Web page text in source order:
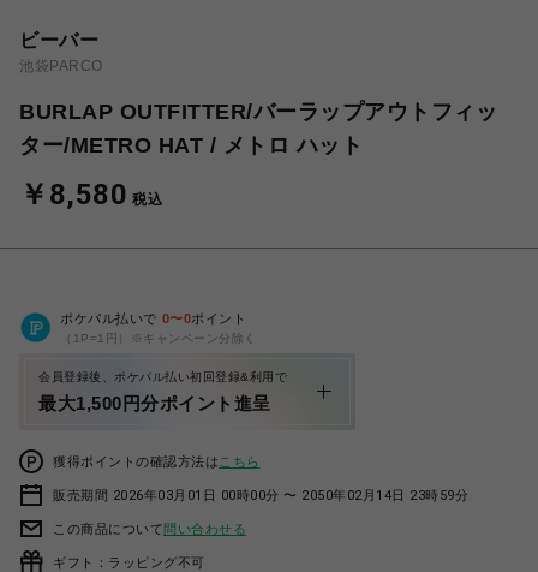
ビーバー
池袋PARCO
BURLAP OUTFITTER/バーラップアウトフィッ
ター/METRO HAT / メトロ ハット
￥8,580 税込
ポケパル払いで 0〜0ポイント
（1P=1円）※キャンペーン分除く
会員登録後、ポケパル払い初回登録&利用で
最大1,500円分ポイント進呈
獲得ポイントの確認方法は こちら
販売期間 2026年03月01日 00時00分 〜 2050年02月14日 23時59分
この商品について問い合わせる
ギフト：ラッピング不可